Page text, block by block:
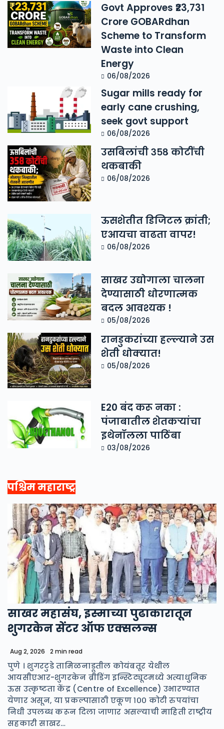
Govt Approves ₹23,731
Crore GOBARdhan
Scheme to Transform
Waste into Clean
Energy
06/08/2026
Sugar mills ready for
early cane crushing,
seek govt support
06/08/2026
उसबिलांची ३५८ कोटींची
थकबाकी
06/08/2026
ऊसशेतीत डिजिटल क्रांती;
एआयचा वाढता वापर!
06/08/2026
साखर उद्योगाला चालना
देण्यासाठी धोरणात्मक
बदल आवश्यक !
05/08/2026
रानडुकरांच्या हल्ल्याने उस
शेती धोक्यात!
05/08/2026
E20 बंद करू नका :
पंजाबातील शेतकऱ्यांचा
इथेनॉलला पाठिंबा
03/08/2026
पश्चिम महाराष्ट्र
साखर महासंघ, इस्माच्या पुढाकारातून
शुगरकेन सेंटर ऑफ एक्सलन्स
Aug 2, 2026 2 min read
पुणे । शुगरटुडे तामिळनाडूतील कोयंबतूर येथील
आयसीएआर-शुगरकेन ब्रीडिंग इन्स्टिट्यूटमध्ये अत्याधुनिक
ऊस उत्कृष्टता केंद्र (Centre of Excellence) उभारण्यात
येणार असून, या प्रकल्पासाठी एकूण १०० कोटी रुपयांचा
निधी उपलब्ध करून दिला जाणार असल्याची माहिती राष्ट्रीय
सहकारी साखर…